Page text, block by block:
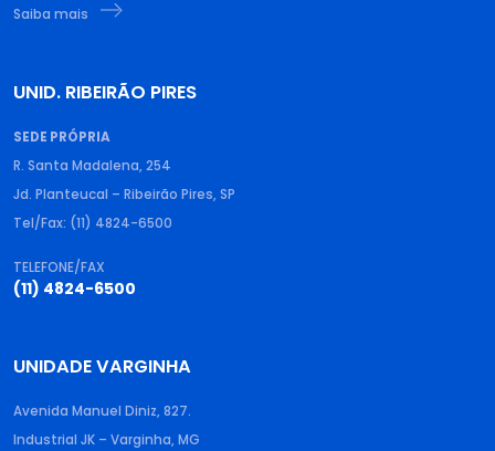
Saiba mais
UNID. RIBEIRÃO PIRES
SEDE PRÓPRIA
R. Santa Madalena, 254
Jd. Planteucal – Ribeirão Pires, SP
Tel/Fax: (11) 4824-6500
TELEFONE/FAX
(11) 4824-6500
UNIDADE VARGINHA
Avenida Manuel Diniz, 827.
Industrial JK – Varginha, MG